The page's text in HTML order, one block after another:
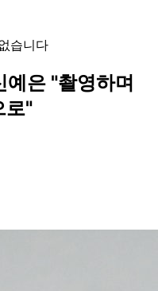
습니다
은 "촬영하며
로"